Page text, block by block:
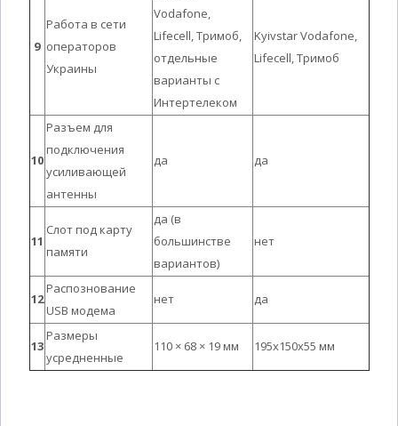
9
Работа в сети
операторов
Украины
Vodafone,
Lifecell, Тримоб,
отдельные
варианты с
Интертелеком
Kyivstar Vodafone,
Lifecell, Тримоб
10
Разъем для
подключения
усиливающей
антенны
да да
11
Слот под карту
памяти
да (в
большинстве
вариантов)
нет
12
Распознование
USB модема
нет да
13
Размеры
усредненные
110 × 68 × 19 мм 195х150х55 мм